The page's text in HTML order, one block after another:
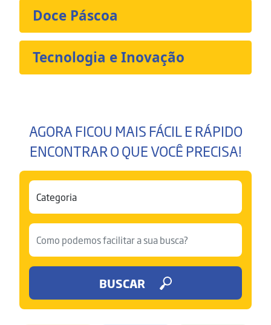
Doce Páscoa
Tecnologia e Inovação
AGORA FICOU MAIS FÁCIL E RÁPIDO
ENCONTRAR O QUE VOCÊ PRECISA!
BUSCAR